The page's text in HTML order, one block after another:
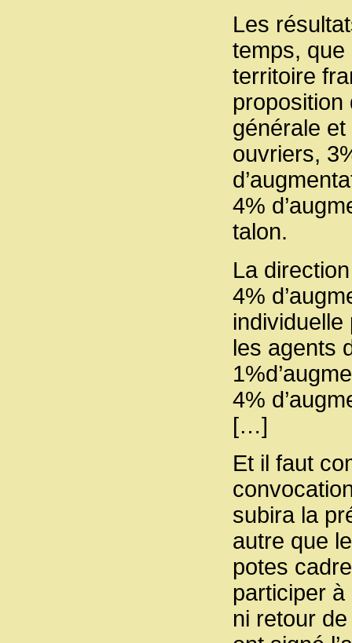
Les
temps,
territoire
proposition
générale et
ouvriers,
4%
talon.
La
4%
les agents
4%
[…]
Et il faut
subira la
autre que
potes
participer à
ni retour